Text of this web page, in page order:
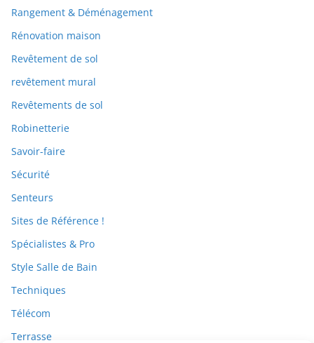
Rangement & Déménagement
Rénovation maison
Revêtement de sol
revêtement mural
Revêtements de sol
Robinetterie
Savoir-faire
Sécurité
Senteurs
Sites de Référence !
Spécialistes & Pro
Style Salle de Bain
Techniques
Télécom
Terrasse